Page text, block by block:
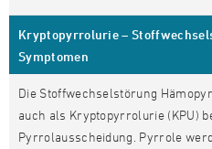
Kryptopyrrolurie –
Symptomen
Die Stoffwechselstörung
auch als Kryptopyrrolurie (KPU)
Pyrrolausscheidung. Pyrrole